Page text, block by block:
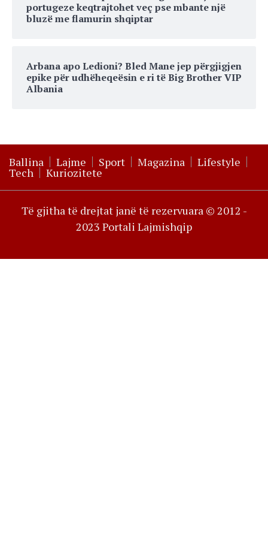
portugeze keqtrajtohet veç pse mbante një
bluzë me flamurin shqiptar
Arbana apo Ledioni? Bled Mane jep përgjigjen
epike për udhëheqeësin e ri të Big Brother VIP
Albania
Ballina Lajme Sport Magazina Lifestyle
Tech Kuriozitete
Të gjitha të drejtat janë të rezervuara © 2012 -
2023 Portali Lajmishqip